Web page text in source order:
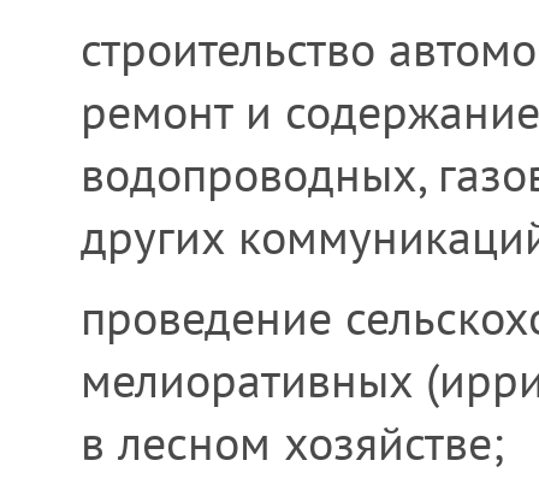
строительство
ремонт и
водопроводных,
других
проведение
мелиоративных
в лесном хозяйстве;